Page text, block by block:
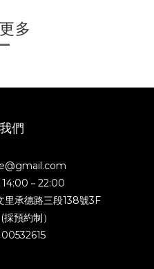
多
們
14:00－22:00
里承德路三段138號3F
預約制）